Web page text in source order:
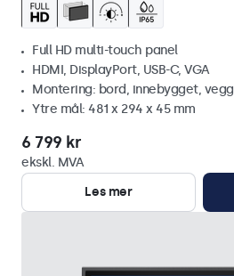
Full HD multi-touch panel
HDMI, DisplayPort, USB-C, VGA
Montering: bord, innebygget, vegg
Ytre mål: 481 x 294 x 45 mm
6 799 kr
ekskl. MVA
Les mer